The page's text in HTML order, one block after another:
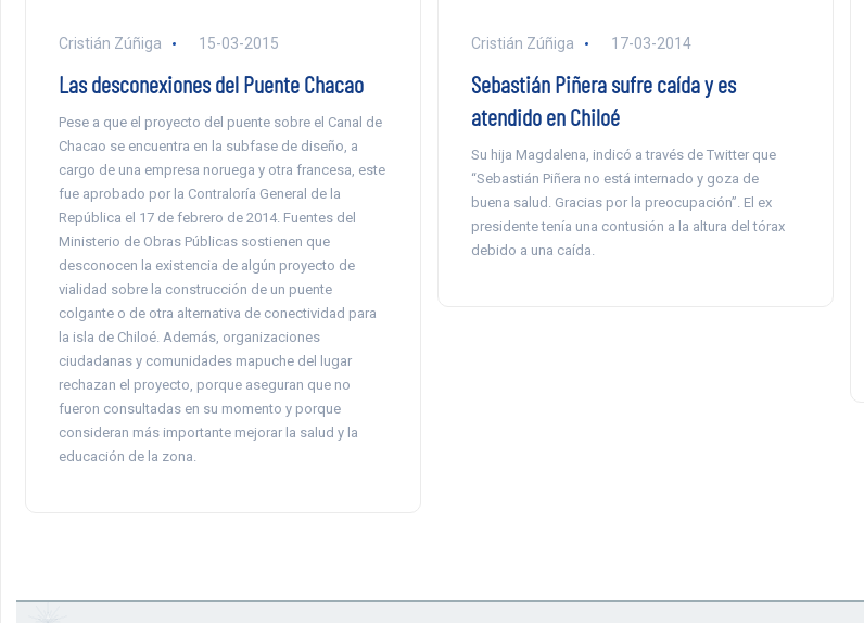
Cristián Zúñiga 15-03-2015
Las desconexiones del Puente Chacao
Pese a que el proyecto del puente sobre el Canal de
Chacao se encuentra en la subfase de diseño, a
cargo de una empresa noruega y otra francesa, este
fue aprobado por la Contraloría General de la
República el 17 de febrero de 2014. Fuentes del
Ministerio de Obras Públicas sostienen que
desconocen la existencia de algún proyecto de
vialidad sobre la construcción de un puente
colgante o de otra alternativa de conectividad para
la isla de Chiloé. Además, organizaciones
ciudadanas y comunidades mapuche del lugar
rechazan el proyecto, porque aseguran que no
fueron consultadas en su momento y porque
consideran más importante mejorar la salud y la
educación de la zona.
Cristián Zúñiga 17-03-2014
Sebastián Piñera sufre caída y es
atendido en Chiloé
Su hija Magdalena, indicó a través de Twitter que
“Sebastián Piñera no está internado y goza de
buena salud. Gracias por la preocupación”. El ex
presidente tenía una contusión a la altura del tórax
debido a una caída.